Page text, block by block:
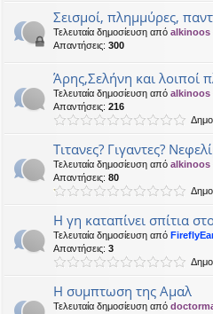
Σεισμοί, πλημμύρες,
Τελευταία δημοσίευση από alkinoos
Απαντήσεις: 300
Άρης,Σελήνη και λοιποί
Τελευταία δημοσίευση από alkinoos
Απαντήσεις: 216
Τιτανες? Γιγαντες?
Τελευταία δημοσίευση από alkinoos
Απαντήσεις: 80
Η γη καταπίνει σπίτια
Τελευταία δημοσίευση από
Απαντήσεις: 3
Η συμπτωση της Αμαλ
Τελευταία δημοσίευση από